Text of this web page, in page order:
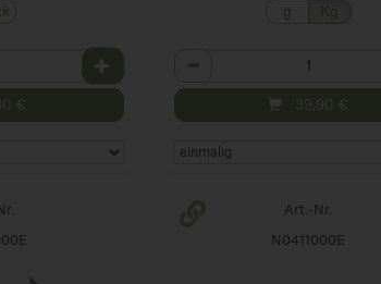
€
g
Anzahl
39,90 €
Art.-Nr.
N0411000E